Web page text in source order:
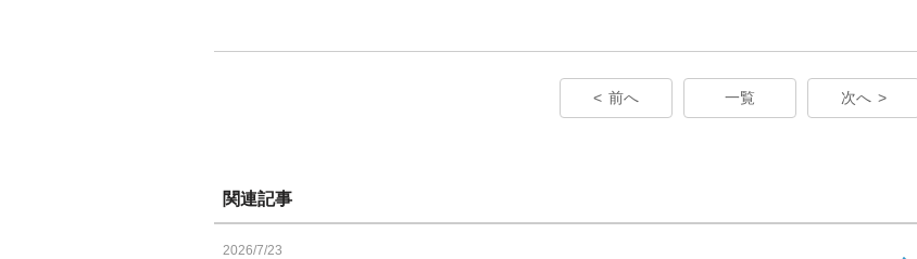
前へ 一覧 次へ
関連記事
2026/7/23